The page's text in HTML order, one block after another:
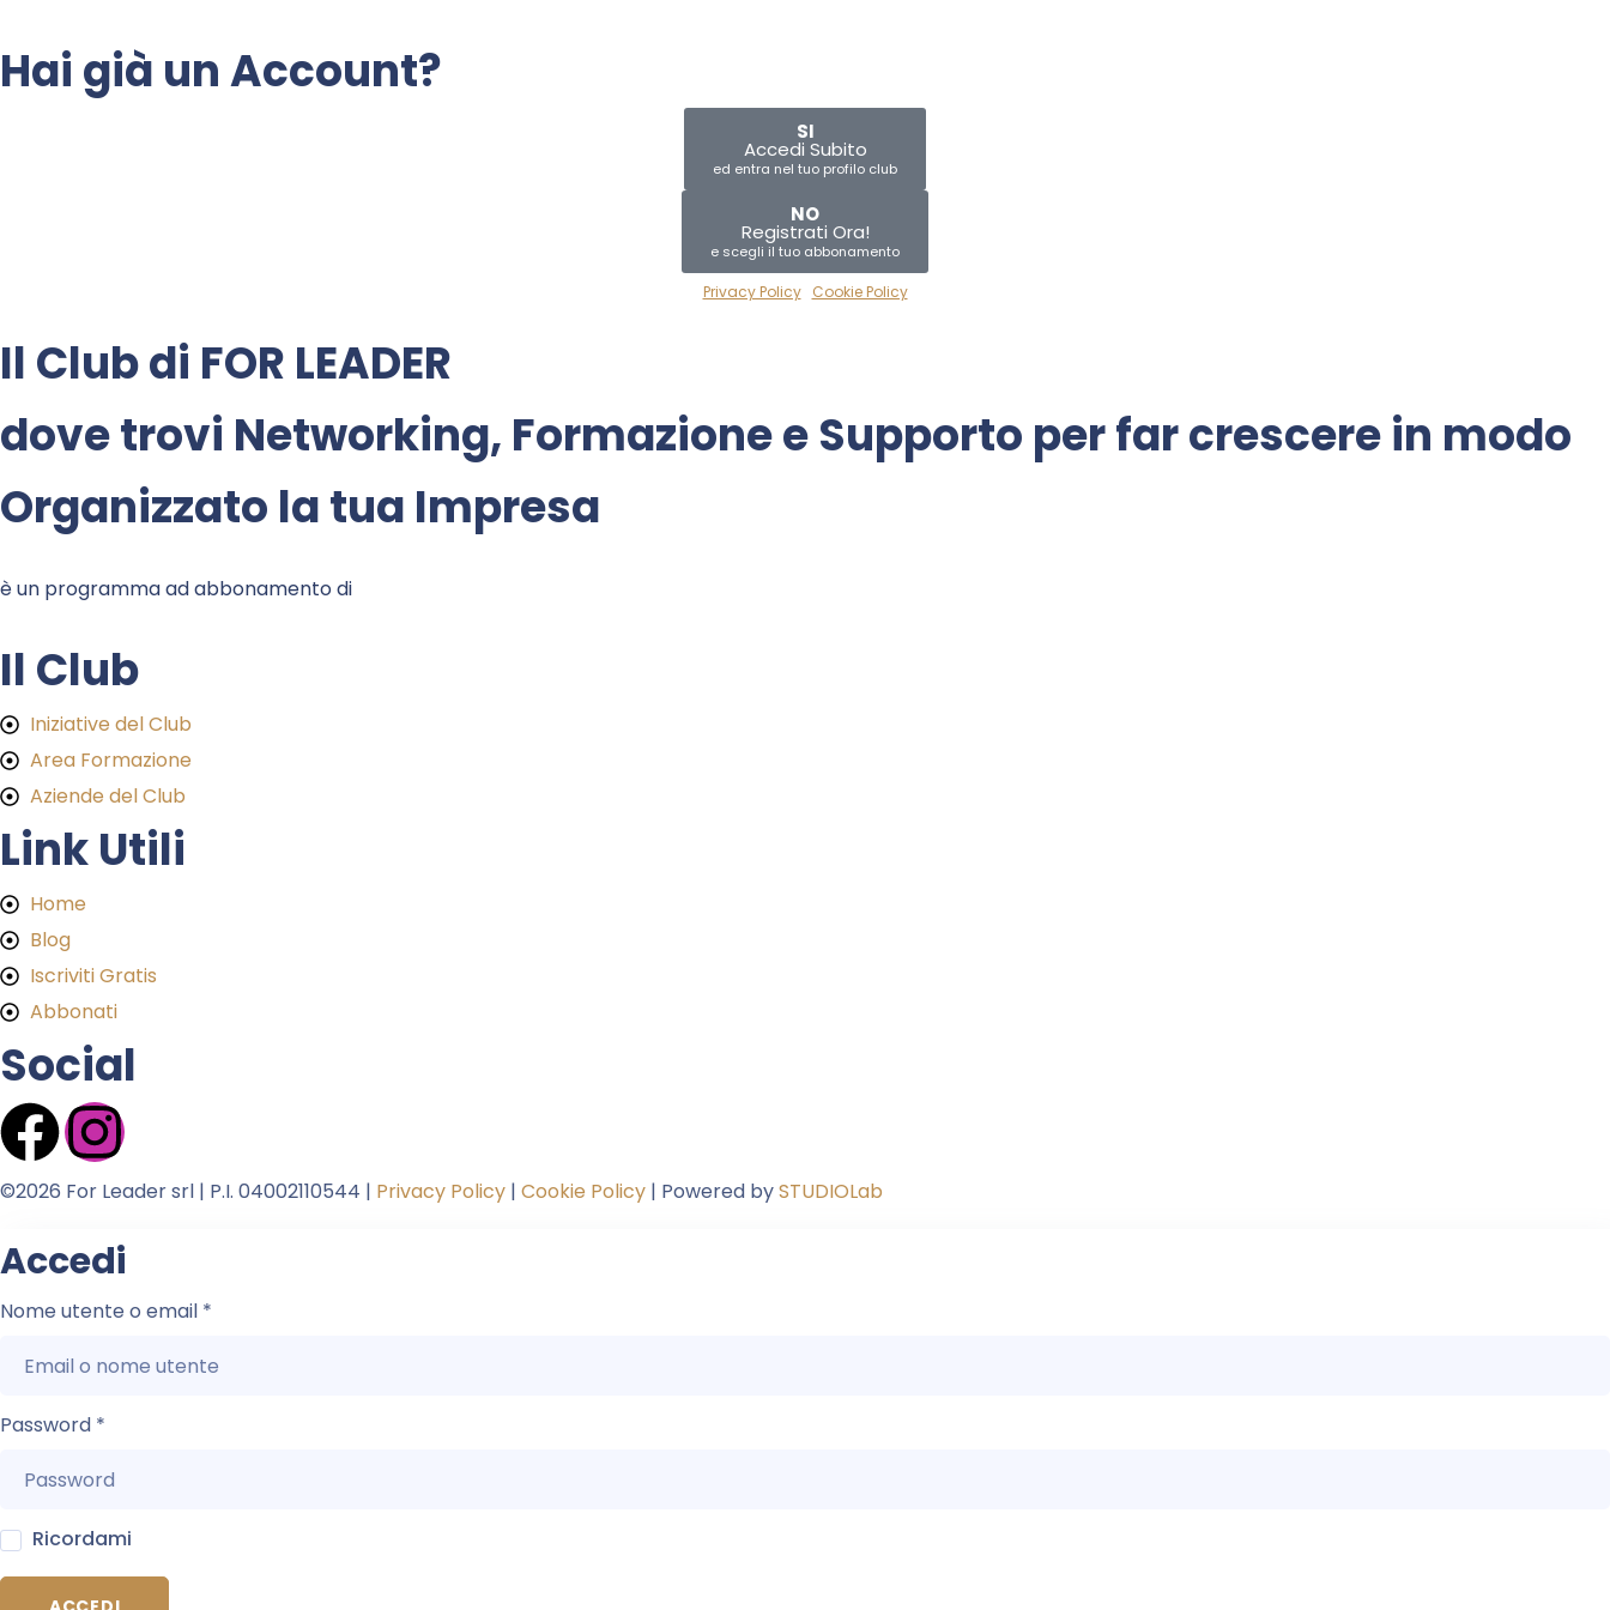
Hai già un Account?
SI
Accedi Subito
ed entra nel tuo profilo club
NO
Registrati Ora!
e scegli il tuo abbonamento
Privacy Policy Cookie Policy
Il Club di FOR LEADER
dove trovi Networking, FormazioneeSupporto per far crescere in modo
Organizzato la tua Impresa
è un programma ad abbonamento di
Il Club
Iniziative del Club
Area Formazione
Aziende del Club
Link Utili
Home
Blog
Iscriviti Gratis
Abbonati
Social
©2026 For Leader srl | P.I. 04002110544 | Privacy Policy | Cookie Policy | Powered bySTUDIOLab
Accedi
Nome utente o email *
Password *
Ricordami